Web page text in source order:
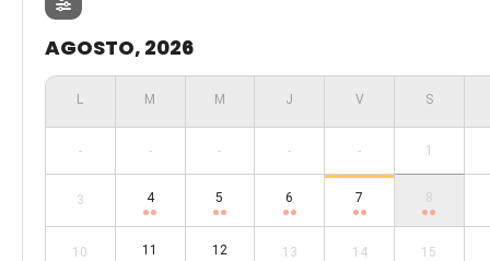
AGOSTO, 2026
- - - - - 1
3 4 5 6 7 8
10 11 12 13 14 15